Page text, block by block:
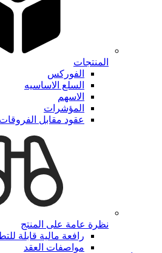
المنتجات
الفوركس
السلع الاساسيه
الاسهم
المؤشرات
عقود مقابل
نظرة عامة على المنتج
رافعة مالية قابلة
مواصفات العقد